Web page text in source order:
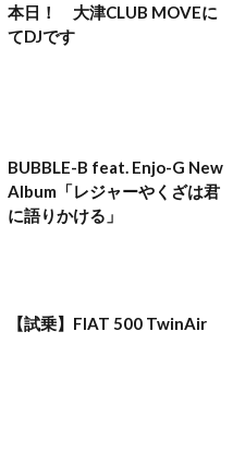
本日！ 大津CLUB MOVEに
てDJです
BUBBLE-B feat. Enjo-G New
Album「レジャーやくざは君
に語りかける」
【試乗】FIAT 500 TwinAir